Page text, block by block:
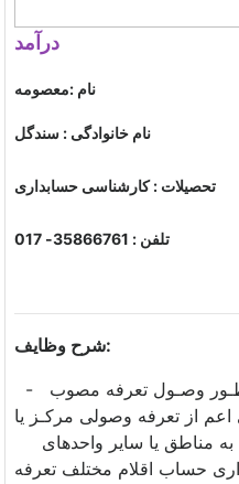
درآمد
نام :معصومه
نام خانوادگی : سندگل
تحصیلات : کارشناسی حسابداری
تلفن : 35866761- 017
شرح وظایف:
- برنامه ریزی و اقدام لازم به منظـور وصـول تعرفه مصوب
از تعرفه وصولی مرکـز یا
حساب اقلام مختلف تعرفه